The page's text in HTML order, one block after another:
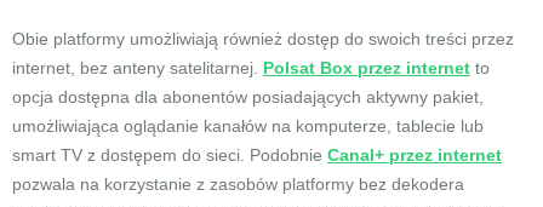
Obie platformy umożliwiają również dostęp do swoich treści przez
internet, bez anteny satelitarnej. Polsat Box przez internet to
opcja dostępna dla abonentów posiadających aktywny pakiet,
umożliwiająca oglądanie kanałów na komputerze, tablecie lub
smart TV z dostępem do sieci. Podobnie Canal+ przez internet
pozwala na korzystanie z zasobów platformy bez dekodera